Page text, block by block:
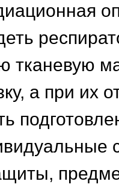
тканевую
а при их